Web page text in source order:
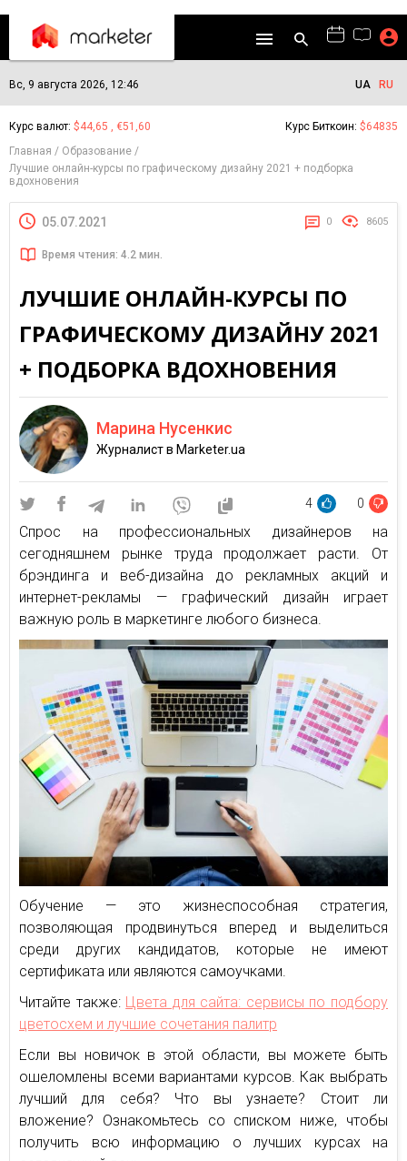
Вс, 9 августа 2026, 12:46 UA RU
Курс валют: $44,65 , €51,60 Курс Биткоин: $64835
Главная
Образование
Лучшие онлайн-курсы по графическому дизайну 2021 + подборка
вдохновения
05.07.2021 0 8605
Время чтения: 4.2 мин.
ЛУЧШИЕ ОНЛАЙН-КУРСЫ ПО
ГРАФИЧЕСКОМУ ДИЗАЙНУ 2021
+ ПОДБОРКА ВДОХНОВЕНИЯ
Марина Нусенкис
Журналист в Marketer.ua
4 0
Спрос на профессиональных дизайнеров на
сегодняшнем рынке труда продолжает расти. От
брэндинга и веб-дизайна до рекламных акций и
интернет-рекламы — графический дизайн играет
важную роль в маркетинге любого бизнеса.
Обучение — это жизнеспособная стратегия,
позволяющая продвинуться вперед и выделиться
среди других кандидатов, которые не имеют
сертификата или являются самоучками.
Читайте также: Цвета для сайта: сервисы по подбору
цветосхем и лучшие сочетания палитр
Если вы новичок в этой области, вы можете быть
ошеломлены всеми вариантами курсов. Как выбрать
лучший для себя? Что вы узнаете? Стоит ли
вложение? Ознакомьтесь со списком ниже, чтобы
получить всю информацию о лучших курсах на